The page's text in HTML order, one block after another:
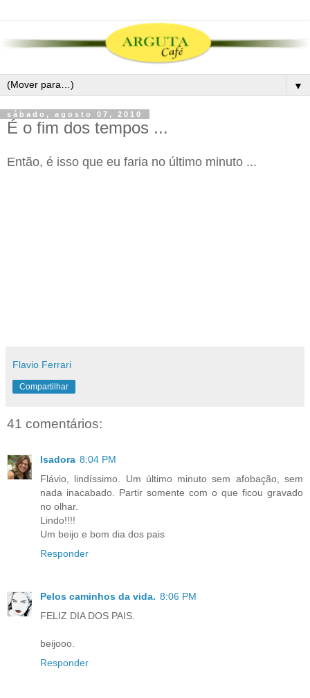
▼
sábado, agosto 07, 2010
É o fim dos tempos ...
Então, é isso que eu faria no último minuto ...
Flavio Ferrari
Compartilhar
41 comentários:
Isadora 8:04 PM
Flávio, lindíssimo. Um último minuto sem afobação, sem
nada inacabado. Partir somente com o que ficou gravado
no olhar.
Lindo!!!!
Um beijo e bom dia dos pais
Responder
Pelos caminhos da vida. 8:06 PM
FELIZ DIA DOS PAIS.
beijooo.
Responder